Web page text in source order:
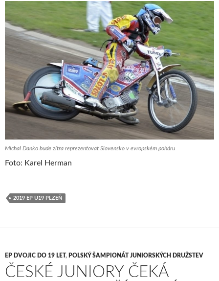
Michal Danko bude zítra reprezentovat Slovensko v evropském poháru
Foto: Karel Herman
2019 EP U19 PLZEŇ
EP DVOJIC DO 19 LET, POLSKÝ ŠAMPIONÁT JUNIORSKÝCH DRUŽSTEV
ČESKÉ JUNIORY ČEKÁ